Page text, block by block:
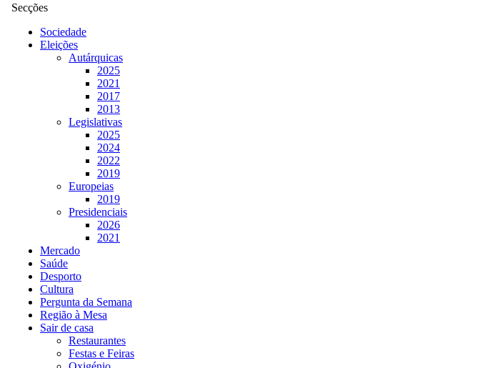
Secções
Sociedade
Eleições
Autárquicas
2025
2021
2017
2013
Legislativas
2025
2024
2022
2019
Europeias
2019
Presidenciais
2026
2021
Mercado
Saúde
Desporto
Cultura
Pergunta da Semana
Região à Mesa
Sair de casa
Restaurantes
Festas e Feiras